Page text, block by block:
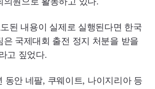
된 내용이 실제로 실행된다면 한국
은 국제대회 출전 정지 처분을 받을
고 짚었다.
동안 네팔, 쿠웨이트, 나이지리아 등